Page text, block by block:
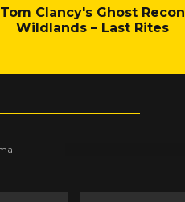
Tom Clancy's Ghost Recon
Wildlands – Last Rites